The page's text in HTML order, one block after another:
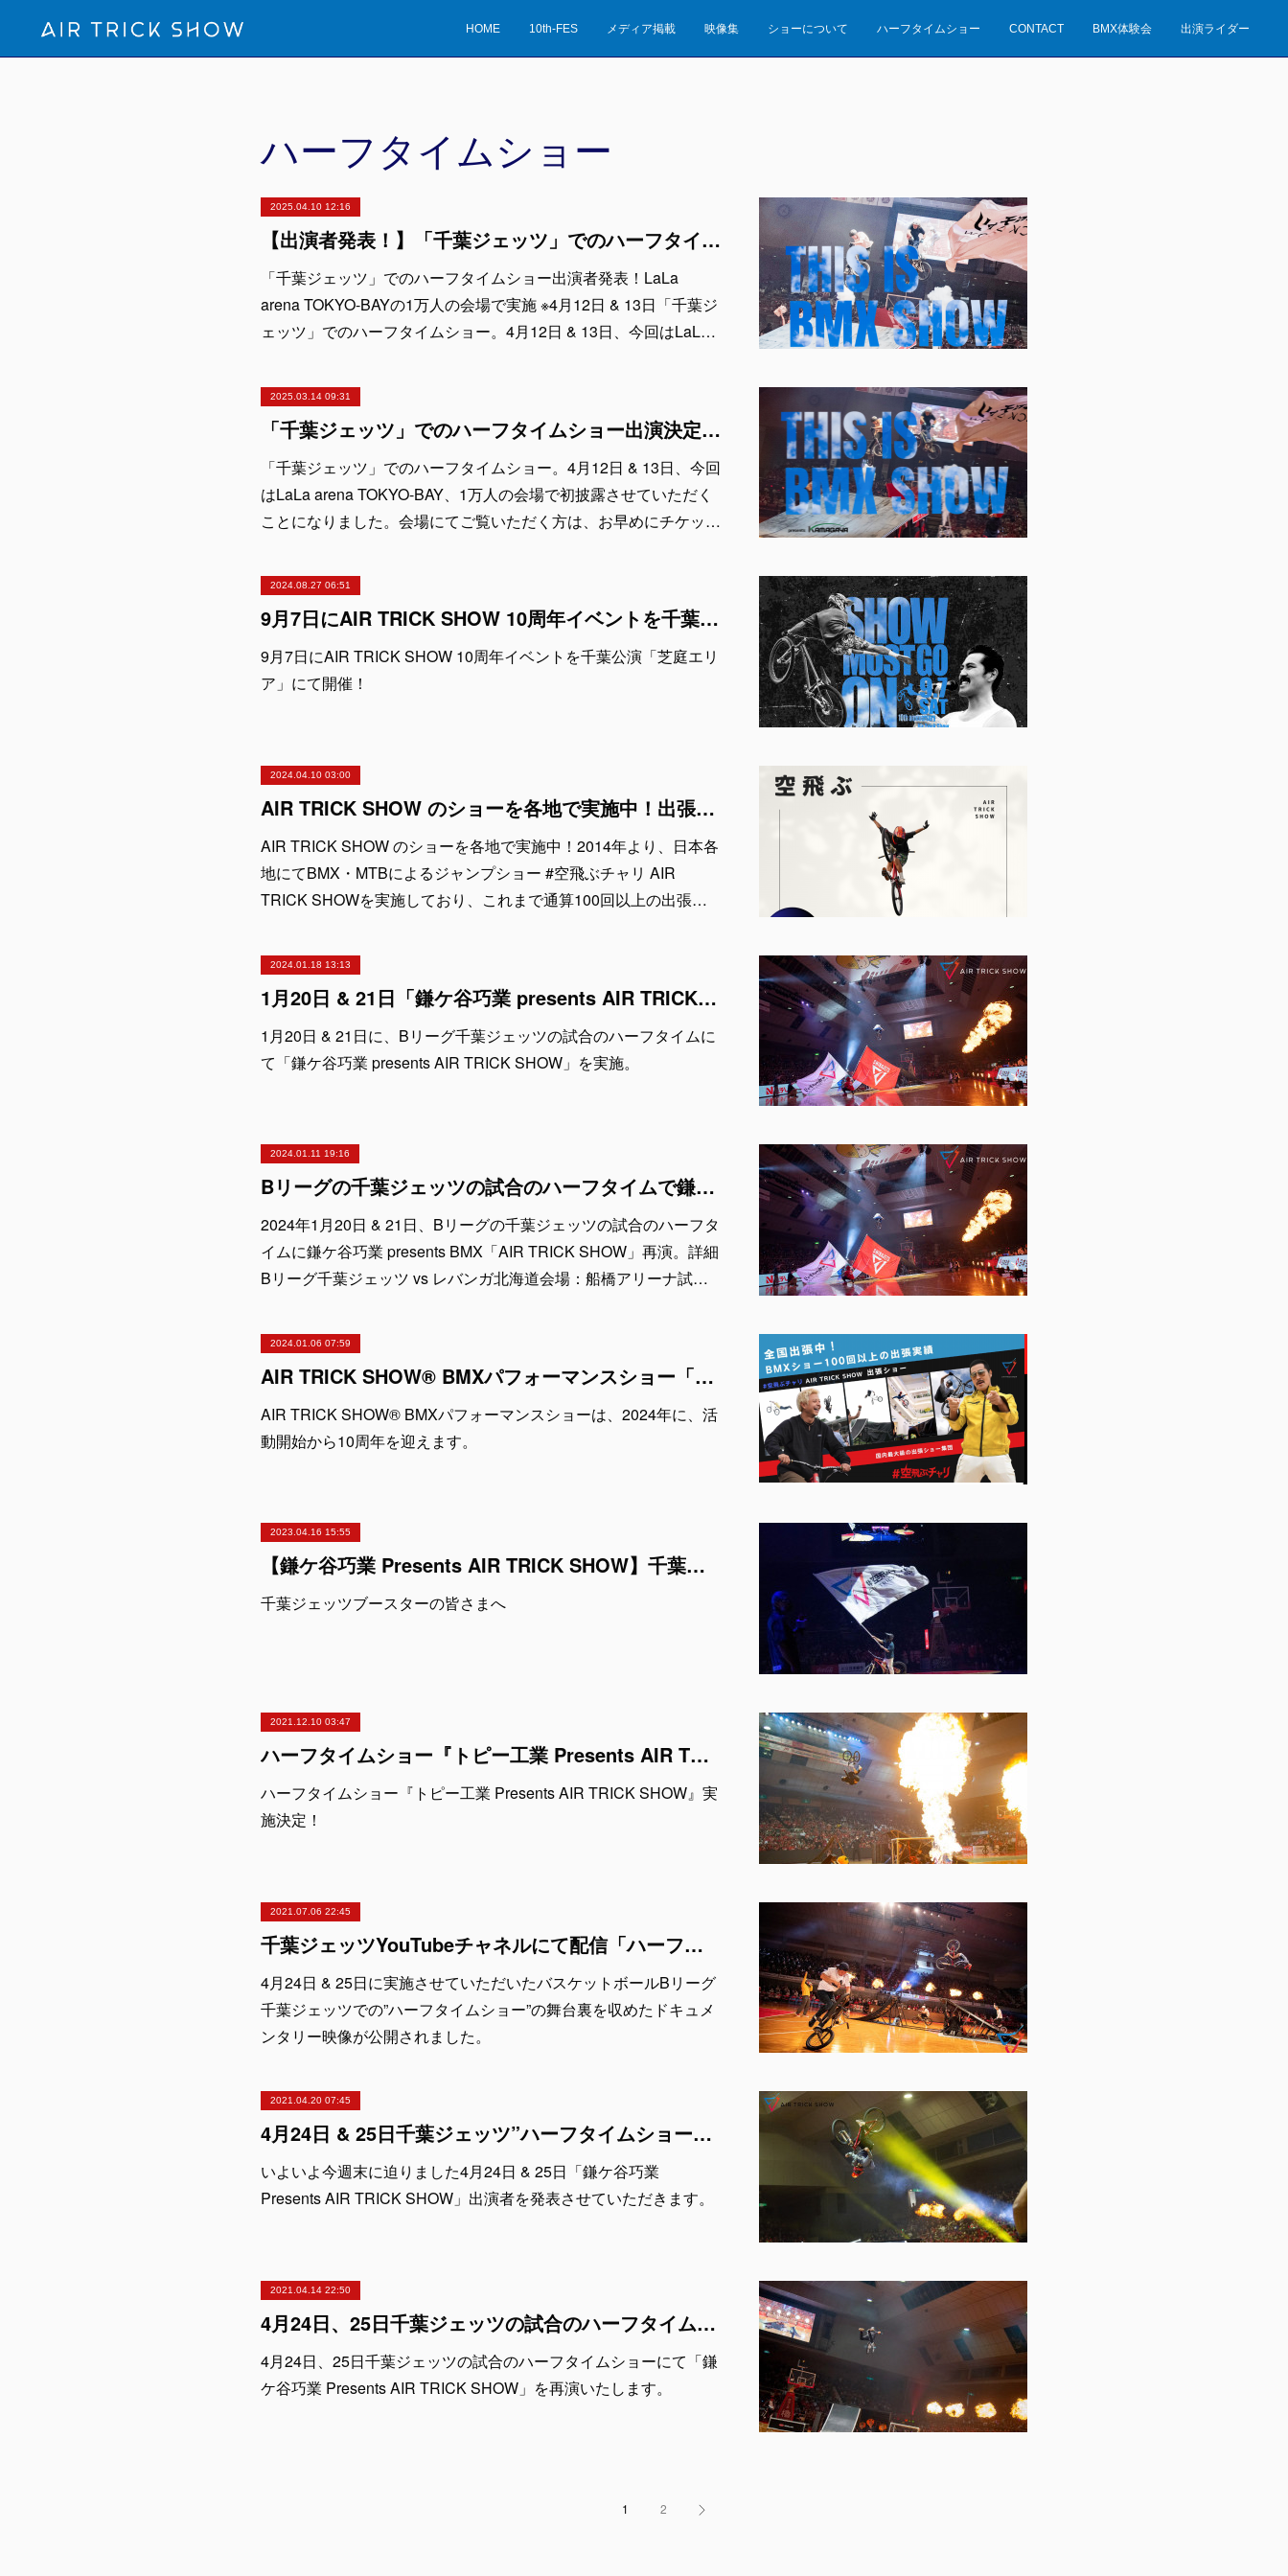
HOME 10th-FES メディア掲載 映像集 ショーについて ハーフタイムショー CONTACT BMX体験会 出演ライダー
ハーフタイムショー
2025.04.10 12:16
【出演者発表！】「千葉ジェッツ」でのハーフタイムショー LaLa arena TOKYO-BAYの1万人の会場で実施 ※4月12日 & 13日
「千葉ジェッツ」でのハーフタイムショー出演者発表！LaLa
arena TOKYO-BAYの1万人の会場で実施 ※4月12日 & 13日「千葉ジ
ェッツ」でのハーフタイムショー。4月12日 & 13日、今回はLaL…
2025.03.14 09:31
「千葉ジェッツ」でのハーフタイムショー出演決定！LaLa arena TOKYO-BAYの1万人の会場で実施 ※4月12日 & 13日
「千葉ジェッツ」でのハーフタイムショー。4月12日 & 13日、今回
はLaLa arena TOKYO-BAY、1万人の会場で初披露させていただく
ことになりました。会場にてご覧いただく方は、お早めにチケッ…
2024.08.27 06:51
9月7日にAIR TRICK SHOW 10周年イベントを千葉公演「芝庭エリア」にて開催！
9月7日にAIR TRICK SHOW 10周年イベントを千葉公演「芝庭エリ
ア」にて開催！
2024.04.10 03:00
AIR TRICK SHOW のショーを各地で実施中！出張依頼受付中！
AIR TRICK SHOW のショーを各地で実施中！2014年より、日本各
地にてBMX・MTBによるジャンプショー #空飛ぶチャリ AIR
TRICK SHOWを実施しており、これまで通算100回以上の出張…
2024.01.18 13:13
1月20日 & 21日「鎌ケ谷巧業 presents AIR TRICK SHOW」出演者紹介
1月20日 & 21日に、Bリーグ千葉ジェッツの試合のハーフタイムに
て「鎌ケ谷巧業 presents AIR TRICK SHOW」を実施。
2024.01.11 19:16
Bリーグの千葉ジェッツの試合のハーフタイムで鎌ケ谷巧業 presents BMX「AIR TRICK SHOW」を再演
2024年1月20日 & 21日、Bリーグの千葉ジェッツの試合のハーフタ
イムに鎌ケ谷巧業 presents BMX「AIR TRICK SHOW」再演。詳細
Bリーグ千葉ジェッツ vs レバンガ北海道会場：船橋アリーナ試…
2024.01.06 07:59
AIR TRICK SHOW® BMXパフォーマンスショー「2024年活動開始から10周年を迎えます」
AIR TRICK SHOW® BMXパフォーマンスショーは、2024年に、活
動開始から10周年を迎えます。
2023.04.16 15:55
【鎌ケ谷巧業 Presents AIR TRICK SHOW】千葉ジェッツブースターの皆さまへ
千葉ジェッツブースターの皆さまへ
2021.12.10 03:47
ハーフタイムショー『トピー工業 Presents AIR TRICK SHOW』実施決定！
ハーフタイムショー『トピー工業 Presents AIR TRICK SHOW』実
施決定！
2021.07.06 22:45
千葉ジェッツYouTubeチャネルにて配信「ハーフタイムショーで更なる熱狂を！BMX - AIR TRICK SHOW の挑戦」by 鎌ケ谷巧業
4月24日 & 25日に実施させていただいたバスケットボールBリーグ
千葉ジェッツでの”ハーフタイムショー”の舞台裏を収めたドキュメ
ンタリー映像が公開されました。
2021.04.20 07:45
4月24日 & 25日千葉ジェッツ”ハーフタイムショー”「鎌ケ谷巧業 Presents AIR TRICK SHOW」出演者発表
いよいよ今週末に迫りました4月24日 & 25日「鎌ケ谷巧業
Presents AIR TRICK SHOW」出演者を発表させていただきます。
2021.04.14 22:50
4月24日、25日千葉ジェッツの試合のハーフタイムショーにて「鎌ケ谷巧業 Presents AIR TRICK SHOW」を再演。
4月24日、25日千葉ジェッツの試合のハーフタイムショーにて「鎌
ケ谷巧業 Presents AIR TRICK SHOW」を再演いたします。
1 2